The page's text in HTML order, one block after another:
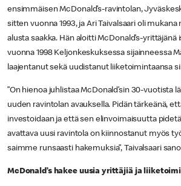
ensimmäisen McDonald’s-ravintolan,
sitten vuonna 1993, ja Ari Taivalsaari oli
alusta saakka. Hän aloitti McDonald’s-yrittäjänä
vuonna 1998 Keljonkeskuksessa sijainneessa
laajentanut sekä uudistanut liiketoimintaansa
”On hienoa juhlistaa McDonald’sin 30-vuotista
uuden ravintolan avauksella. Pidän tärkeänä,
investoidaan ja että sen elinvoimaisuutta
avattava uusi ravintola on kiinnostanut myös
saimme runsaasti hakemuksia”, Taivalsaari
McDonald’s hakee uusia yrittäjiä ja